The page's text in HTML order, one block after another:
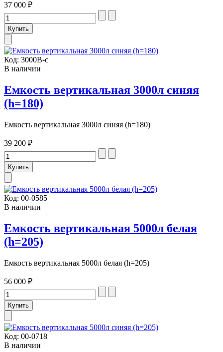
37 000 ₽
Код: 3000В-с
В наличии
Емкость вертикальная 3000л синяя
(h=180)
Емкость вертикальная 3000л синяя (h=180)
39 200 ₽
Код: 00-0585
В наличии
Емкость вертикальная 5000л белая
(h=205)
Емкость вертикальная 5000л белая (h=205)
56 000 ₽
Код: 00-0718
В наличии